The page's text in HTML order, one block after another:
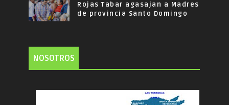
Rojas Tabar agasajan a Madres
de provincia Santo Domingo
NOSOTROS